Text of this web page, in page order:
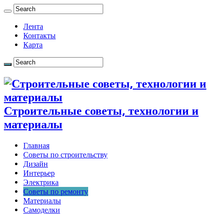
Лента
Контакты
Карта
Строительные советы, технологии и
материалы
Главная
Советы по строительству
Дизайн
Интерьер
Электрика
Советы по ремонту
Материалы
Самоделки